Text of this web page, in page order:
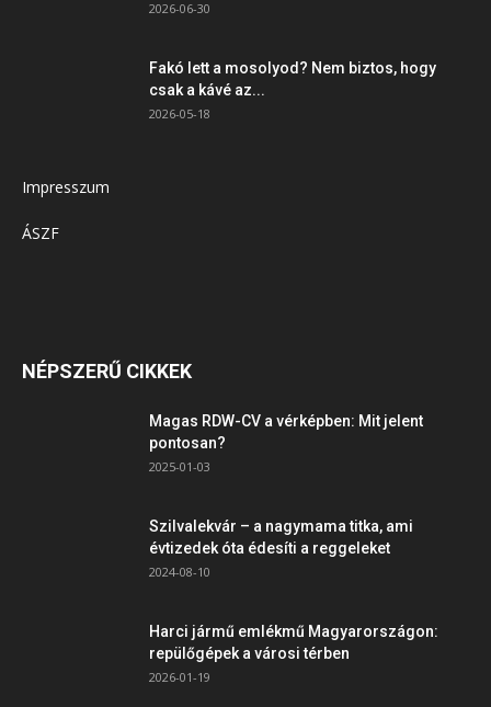
2026-06-30
Fakó lett a mosolyod? Nem biztos, hogy
csak a kávé az...
2026-05-18
Impresszum
ÁSZF
NÉPSZERŰ CIKKEK
Magas RDW-CV a vérképben: Mit jelent
pontosan?
2025-01-03
Szilvalekvár – a nagymama titka, ami
évtizedek óta édesíti a reggeleket
2024-08-10
Harci jármű emlékmű Magyarországon:
repülőgépek a városi térben
2026-01-19